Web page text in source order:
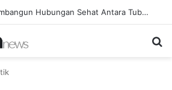
Diet Fleksibel Membangun Hubungan Sehat Antara Tubuh dan Makanan Sehari-hari